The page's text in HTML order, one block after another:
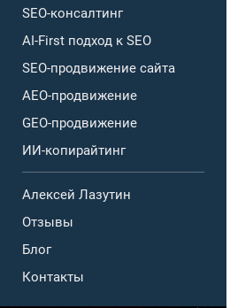
SEO-консалтинг
AI-First подход к SEO
SEO-продвижение сайта
AEO-продвижение
GEO-продвижение
ИИ-копирайтинг
Алексей Лазутин
Отзывы
Блог
Контакты